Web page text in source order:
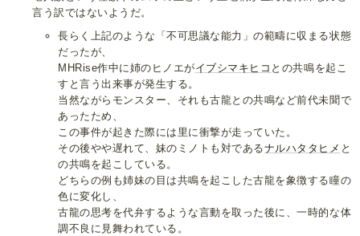
言う訳ではないようだ。
長らく上記のような「不可思議な能力」の範疇に収まる状態
だったが、
MHRise作中に姉のヒノエがイブシマキヒコ との共鳴を起こ
すと言う出来事が発生する。
当然ながらモンスター、それも古龍との共鳴など前代未聞で
あったため、
この事件が起きた際には里に衝撃が走っていた。
その後やや遅れて、妹のミノトも対であるナルハタタヒメ と
の共鳴を起こしている。
どちらの例も姉妹の目は共鳴を起こした古龍を象徴する瞳の
色に変化し、
古龍の思考を代弁するような言動を取った後に、一時的な体
調不良に見舞われている。